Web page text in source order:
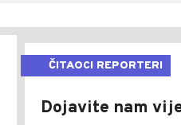
ČITAOCI REPORTERI
Dojavite nam